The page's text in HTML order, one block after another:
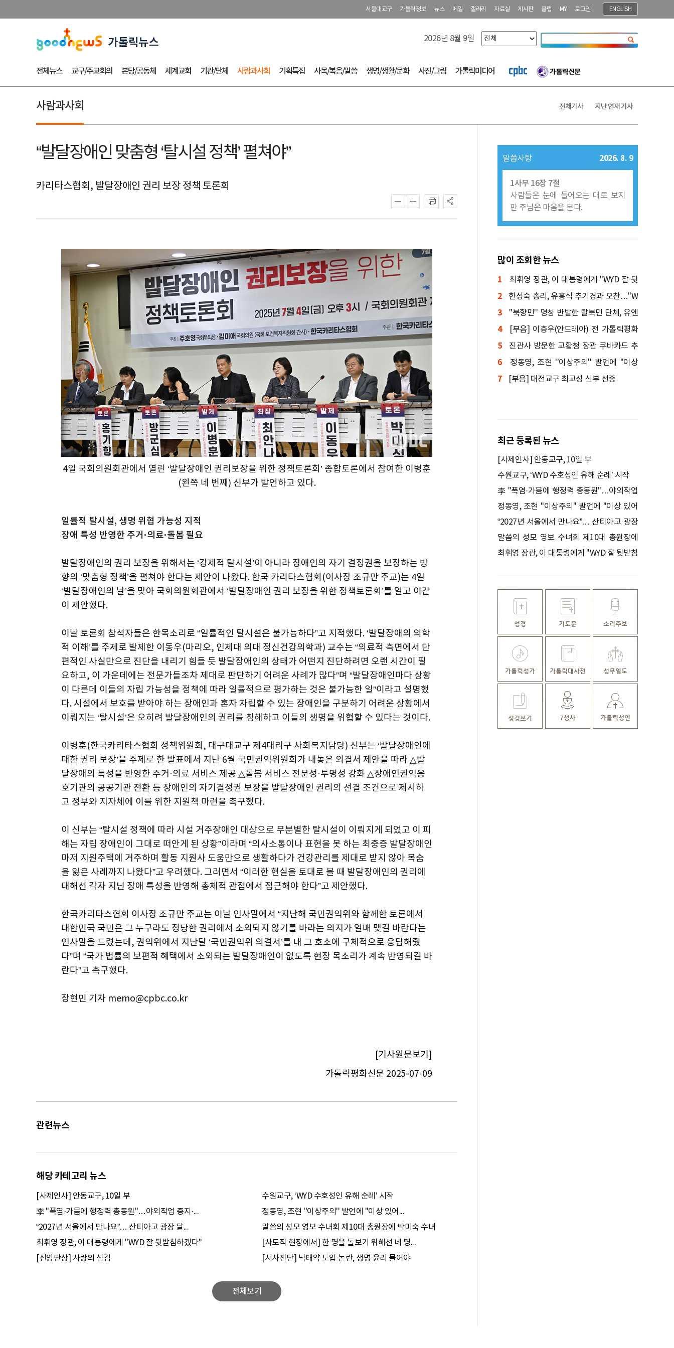
서울대교구 가톨릭정보 뉴스 메일 갤러리 자료실 게시판 클럽 MY 로그인 ENGLISH
2026년 8월 9일
전체뉴스 교구/주교회의 본당/공동체 세계교회 기관/단체 사람과사회 기획특집 사목/복음/말씀 생명/생활/문화 사진/그림 가톨릭미디어
사람과사회 전체기사 지난 연재 기사
“발달장애인 맞춤형 ‘탈시설 정책’ 펼쳐야”
카리타스협회, 발달장애인 권리 보장 정책 토론회
4일 국회의원회관에서 열린 ‘발달장애인 권리보장을 위한 정책토론회’ 종합토론에서 참여한 이병훈
(왼쪽 네 번째) 신부가 발언하고 있다.
일률적 탈시설, 생명 위협 가능성 지적
장애 특성 반영한 주거·의료·돌봄 필요
발달장애인의 권리 보장을 위해서는 ‘강제적 탈시설’이 아니라 장애인의 자기 결정권을 보장하는 방
향의 ‘맞춤형 정책’을 펼쳐야 한다는 제안이 나왔다. 한국 카리타스협회(이사장 조규만 주교)는 4일
‘발달장애인의 날’을 맞아 국회의원회관에서 ‘발달장애인 권리 보장을 위한 정책토론회’를 열고 이같
이 제안했다.
이날 토론회 참석자들은 한목소리로 “일률적인 탈시설은 불가능하다”고 지적했다. ‘발달장애의 의학
적 이해’를 주제로 발제한 이동우(마리오, 인제대 의대 정신건강의학과) 교수는 “의료적 측면에서 단
편적인 사실만으로 진단을 내리기 힘들 듯 발달장애인의 상태가 어떤지 진단하려면 오랜 시간이 필
요하고, 이 가운데에는 전문가들조차 제대로 판단하기 어려운 사례가 많다”며 “발달장애인마다 상황
이 다른데 이들의 자립 가능성을 정책에 따라 일률적으로 평가하는 것은 불가능한 일”이라고 설명했
다. 시설에서 보호를 받아야 하는 장애인과 혼자 자립할 수 있는 장애인을 구분하기 어려운 상황에서
이뤄지는 ‘탈시설’은 오히려 발달장애인의 권리를 침해하고 이들의 생명을 위협할 수 있다는 것이다.
이병훈(한국카리타스협회 정책위원회, 대구대교구 제4대리구 사회복지담당) 신부는 ‘발달장애인에
대한 권리 보장’을 주제로 한 발표에서 지난 6월 국민권익위원회가 내놓은 의결서 제안을 따라 △발
달장애의 특성을 반영한 주거·의료 서비스 제공 △돌봄 서비스 전문성·투명성 강화 △장애인권익옹
호기관의 공공기관 전환 등 장애인의 자기결정권 보장을 발달장애인 권리의 선결 조건으로 제시하
고 정부와 지자체에 이를 위한 지원책 마련을 촉구했다.
이 신부는 “탈시설 정책에 따라 시설 거주장애인 대상으로 무분별한 탈시설이 이뤄지게 되었고 이 피
해는 자립 장애인이 그대로 떠안게 된 상황”이라며 “의사소통이나 표현을 못 하는 최중증 발달장애인
마저 지원주택에 거주하며 활동 지원사 도움만으로 생활하다가 건강관리를 제대로 받지 않아 목숨
을 잃은 사례까지 나왔다”고 우려했다. 그러면서 “이러한 현실을 토대로 볼 때 발달장애인의 권리에
대해선 각자 지닌 장애 특성을 반영해 총체적 관점에서 접근해야 한다”고 제안했다.
한국카리타스협회 이사장 조규만 주교는 이날 인사말에서 “지난해 국민권익위와 함께한 토론에서
대한민국 국민은 그 누구라도 정당한 권리에서 소외되지 않기를 바라는 의지가 열매 맺길 바란다는
인사말을 드렸는데, 권익위에서 지난달 ‘국민권익위 의결서’를 내 그 호소에 구체적으로 응답해줬
다”며 “국가 법률의 보편적 혜택에서 소외되는 발달장애인이 없도록 현장 목소리가 계속 반영되길 바
란다”고 촉구했다.
장현민 기자 memo@cpbc.co.kr
[기사원문보기]
가톨릭평화신문 2025-07-09
관련뉴스
해당 카테고리 뉴스
[사제인사] 안동교구, 10일 부
수원교구, ‘WYD 수호성인 유해 순례’ 시작
李 "폭염·가뭄에 행정력 총동원"…야외작업 중지·...
정동영, 조현 ''이상주의'' 발언에 "이상 있어...
“2027년 서울에서 만나요”… 산티아고 광장 달...
말씀의 성모 영보 수녀회 제10대 총원장에 박미숙 수녀
최휘영 장관, 이 대통령에게 "WYD 잘 뒷받침하겠다"
[사도직 현장에서] 한 명을 돌보기 위해선 네 명...
[신앙단상] 사랑의 섬김
[시사진단] 낙태약 도입 논란, 생명 윤리 물어야
전체보기
말씀사탕 2026. 8. 9
1사무 16장 7절
사람들은 눈에 들어오는 대로 보지
만 주님은 마음을 본다.
많이 조회한 뉴스
1
최휘영 장관, 이 대통령에게 "WYD 잘 뒷
받침하겠다"
2
한성숙 총리, 유흥식 추기경과 오찬…"W
YD 최선 다해 지원"
3
''북향민'' 명칭 반발한 탈북민 단체, 유엔
인권위 진정
4
[부음] 이충우(안드레아) 전 가톨릭평화
신문 편집국장 선종
5
진관사 방문한 교황청 장관 쿠바카드 추
기경 "공통된 믿음 있어"
6
정동영, 조현 ''이상주의'' 발언에 "이상
있어야 현실 바꿔"
7 [부음] 대전교구 최교성 신부 선종
최근 등록된 뉴스
[사제인사] 안동교구, 10일 부
수원교구, ‘WYD 수호성인 유해 순례’ 시작
李 "폭염·가뭄에 행정력 총동원"…야외작업
중지·휴식 철저 점검
정동영, 조현 ''이상주의'' 발언에 "이상 있어
야 현실 바꿔"
“2027년 서울에서 만나요”… 산티아고 광장
달군 한국 청년들
말씀의 성모 영보 수녀회 제10대 총원장에
박미숙 수녀
최휘영 장관, 이 대통령에게 "WYD 잘 뒷받침